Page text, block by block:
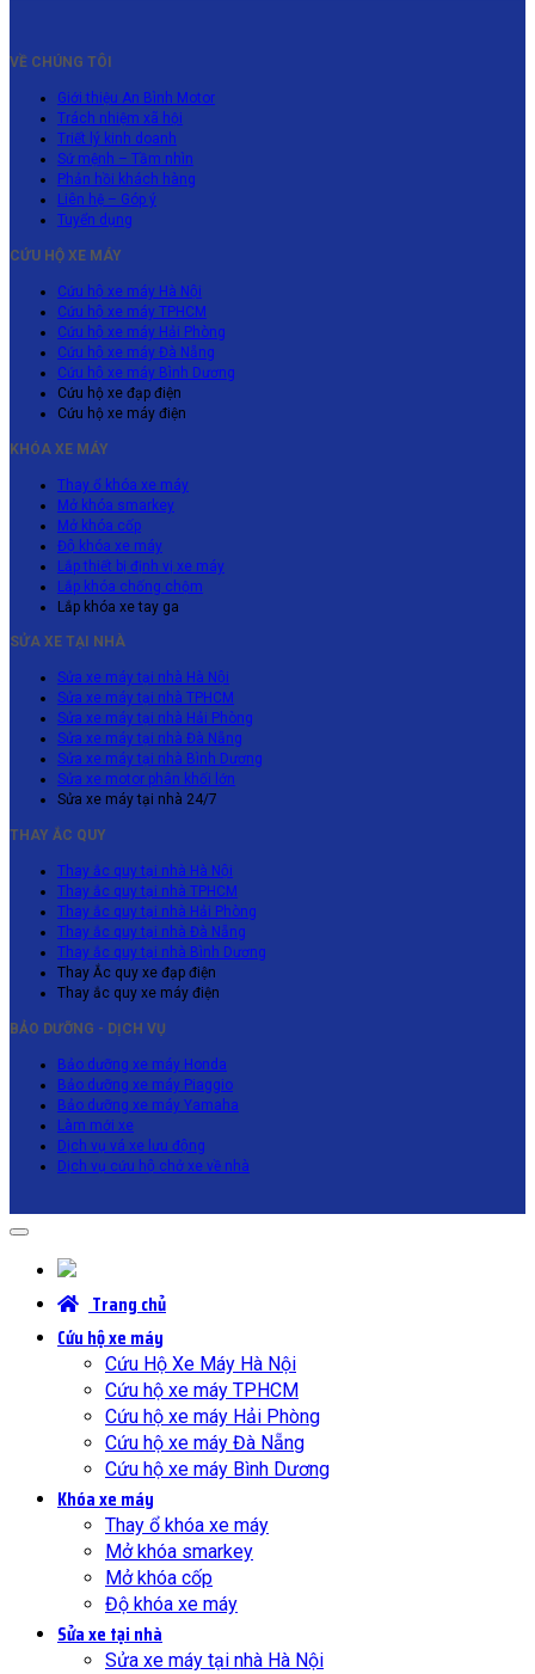
VỀ CHÚNG TÔI
Giới thiệu An Bình Motor
Trách nhiệm xã hội
Triết lý kinh doanh
Sứ mệnh – Tầm nhìn
Phản hồi khách hàng
Liên hệ – Góp ý
Tuyển dụng
CỨU HỘ XE MÁY
Cứu hộ xe máy Hà Nội
Cứu hộ xe máy TPHCM
Cứu hộ xe máy Hải Phòng
Cứu hộ xe máy Đà Nẵng
Cứu hộ xe máy Bình Dương
Cứu hộ xe đạp điện
Cứu hộ xe máy điện
KHÓA XE MÁY
Thay ổ khóa xe máy
Mở khóa smarkey
Mở khóa cốp
Độ khóa xe máy
Lắp thiết bị định vị xe máy
Lắp khóa chống chộm
Lắp khóa xe tay ga
SỬA XE TẠI NHÀ
Sửa xe máy tại nhà Hà Nội
Sửa xe máy tại nhà TPHCM
Sửa xe máy tại nhà Hải Phòng
Sửa xe máy tại nhà Đà Nẵng
Sửa xe máy tại nhà Bình Dương
Sửa xe motor phân khối lớn
Sửa xe máy tại nhà 24/7
THAY ẮC QUY
Thay ắc quy tại nhà Hà Nội
Thay ắc quy tại nhà TPHCM
Thay ắc quy tại nhà Hải Phòng
Thay ắc quy tại nhà Đà Nẵng
Thay ắc quy tại nhà Bình Dương
Thay Ắc quy xe đạp điện
Thay ắc quy xe máy điện
BẢO DƯỠNG - DỊCH VỤ
Bảo dưỡng xe máy Honda
Bảo dưỡng xe máy Piaggio
Bảo dưỡng xe máy Yamaha
Làm mới xe
Dịch vụ vá xe lưu động
Dịch vụ cứu hộ chở xe về nhà
Trang chủ
Cứu hộ xe máy
Cứu Hộ Xe Máy Hà Nội
Cứu hộ xe máy TPHCM
Cứu hộ xe máy Hải Phòng
Cứu hộ xe máy Đà Nẵng
Cứu hộ xe máy Bình Dương
Khóa xe máy
Thay ổ khóa xe máy
Mở khóa smarkey
Mở khóa cốp
Độ khóa xe máy
Sửa xe tại nhà
Sửa xe máy tại nhà Hà Nội